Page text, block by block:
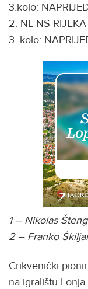
3.kolo:
2. NL NS
3. kolo:
1 – Nikolas
2 – Franko
Crikvenički
na igralištu